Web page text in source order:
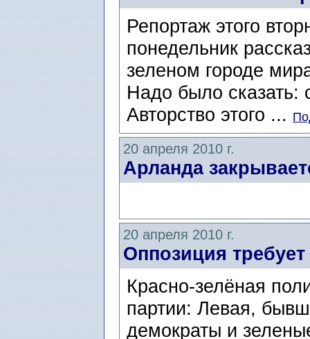
Репортаж этого
понедельник
зеленом городе
Надо было сказать:
Авторство этого ...
20 апреля 2010 г.
Арланда
20 апреля 2010 г.
Оппозиция
Красно-зелёная
партии: Левая,
демократы и